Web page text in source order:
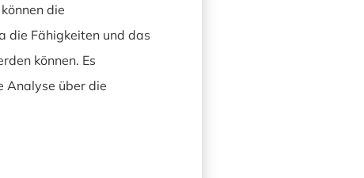
die
die Fähigkeiten und das
können. Es
Analyse über die